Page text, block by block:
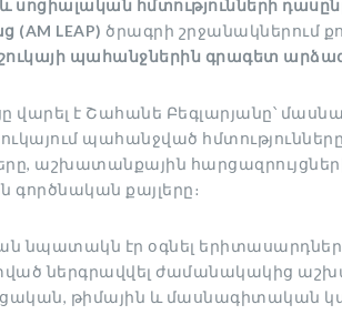
և սոցիալական հմտությունների
LEAP) ծրագրի շրջանակներում
պահանջներին գրագետ
վարել է Շահանե Բեգլարյանը՝
պահանջված
աշխատանքային
գործնական քայլերը։
նպատակն էր օգնել
ներգրավվել ժամանակակից
թիմային և մասնագիտական